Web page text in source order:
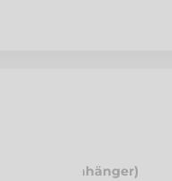
it Anhänger)